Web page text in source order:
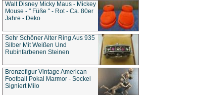
Walt Disney Micky Maus - Mickey
Mouse - " Füße " - Rot - Ca. 80er
Jahre - Deko
Sehr Schöner Alter Ring Aus 935
Silber Mit Weißen Und
Rubinfarbenen Steinen
Bronzefigur Vintage American
Football Pokal Marmor - Sockel
Signiert Milo